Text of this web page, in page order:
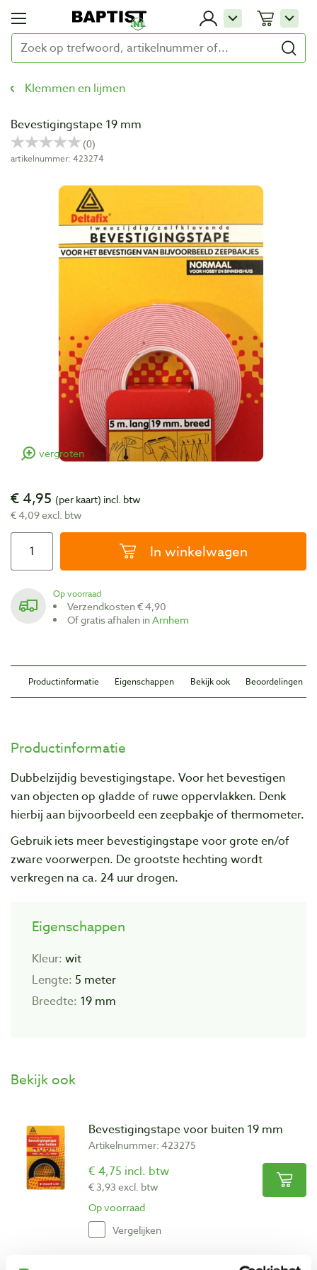
Klemmen en lijmen
Bevestigingstape 19 mm
artikelnummer: 423274
vergroten
€ 4,95 (per kaart) incl. btw
€ 4,09 excl. btw
In winkelwagen
Op voorraad
Verzendkosten € 4,90
Of gratis afhalen inArnhem
Productinformatie Eigenschappen Bekijk ook Beoordelingen
Productinformatie
Dubbelzijdig bevestigingstape. Voor het bevestigen
van objecten op gladde of ruwe oppervlakken. Denk
hierbij aan bijvoorbeeld een zeepbakje of thermometer.
Gebruik iets meer bevestigingstape voor grote en/of
zware voorwerpen. De grootste hechting wordt
verkregen na ca. 24 uur drogen.
Eigenschappen
Kleur: wit
Lengte: 5 meter
Breedte: 19 mm
Bekijk ook
Bevestigingstape voor buiten 19 mm
Artikelnummer: 423275
€ 4,75 incl. btw
€ 3,93 excl. btw
Op voorraad
Vergelijken